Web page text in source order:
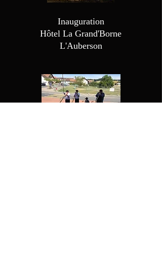
Inauguration
Hôtel La Grand'Borne
L'Auberson